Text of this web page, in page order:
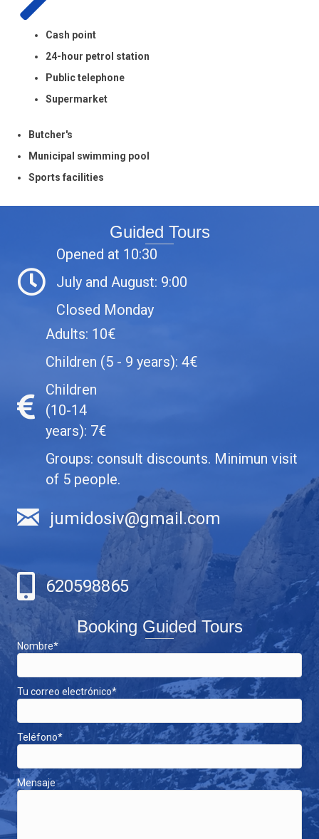
Cash point
24-hour petrol station
Public telephone
Supermarket
Butcher's
Municipal swimming pool
Sports facilities
Guided Tours
Opened at 10:30
July and August: 9:00
Closed Monday
Adults: 10€
Children (5 - 9 years): 4€
Children
(10-14
years): 7€
Groups: consult discounts. Minimun visit
of 5 people.
jumidosiv@gmail.com
620598865
Booking Guided Tours
Nombre*
Tu correo electrónico*
Teléfono*
Mensaje